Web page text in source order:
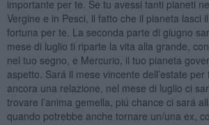
importante per te. Se tu avessi tanti pianeti
Vergine e in Pesci, il fatto che il pianeta lasci
fortuna per te. La seconda parte di giugno
mese di luglio ti riparte la vita alla grande,
nel tuo segno, e Mercurio, il tuo pianeta
aspetto. Sará il mese vincente dell’estate
ancora una relazione, nel mese di luglio ci
trovare l’anima gemella, piú chance ci sará
quando potrebbe anche tornare un/una ex,